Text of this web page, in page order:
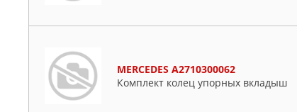
MERCEDES A2710300062
Комплект колец упорных вкладыш